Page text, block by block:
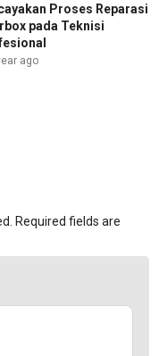
Proses Reparasi
pada Teknisi
ago
Required fields are